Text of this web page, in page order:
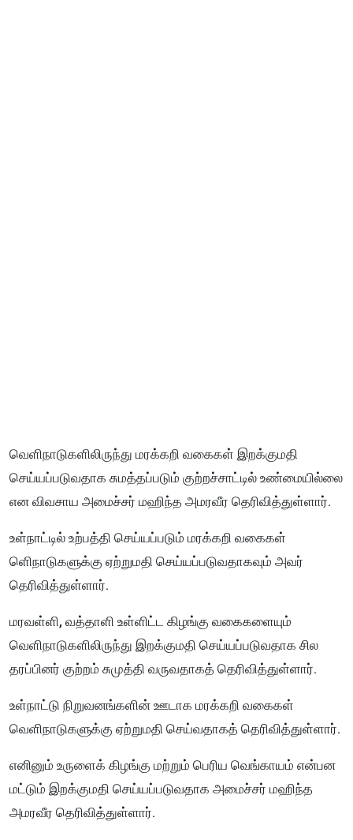
வெளிநாடுகளிலிருந்து மரக்கறி வகைகள் இறக்குமதி
செய்யப்படுவதாக சுமத்தப்படும் குற்றச்சாட்டில் உண்மையில்லை
என விவசாய அமைச்சர் மஹிந்த அமரவீர தெரிவித்துள்ளார்.
உள்நாட்டில் உற்பத்தி செய்யப்படும் மரக்கறி வகைகள்
ளெிநாடுகளுக்கு ஏற்றுமதி செய்யப்படுவதாகவும் அவர்
தெரிவித்துள்ளார்.
மரவள்ளி, வத்தாளி உள்ளிட்ட கிழங்கு வகைகளையும்
வெளிநாடுகளிலிருந்து இறக்குமதி செய்யப்படுவதாக சில
தரப்பினர் குற்றம் சுமுத்தி வருவதாகத் தெரிவித்துள்ளார்.
உள்நாட்டு நிறுவனங்களின் ஊடாக மரக்கறி வகைகள்
வெளிநாடுகளுக்கு ஏற்றுமதி செய்வதாகத் தெரிவித்துள்ளார்.
எனினும் உருளைக் கிழங்கு மற்றும் பெரிய வெங்காயம் என்பன
மட்டும் இறக்குமதி செய்யப்படுவதாக அமைச்சர் மஹிந்த
அமரவீர தெரிவித்துள்ளார்.